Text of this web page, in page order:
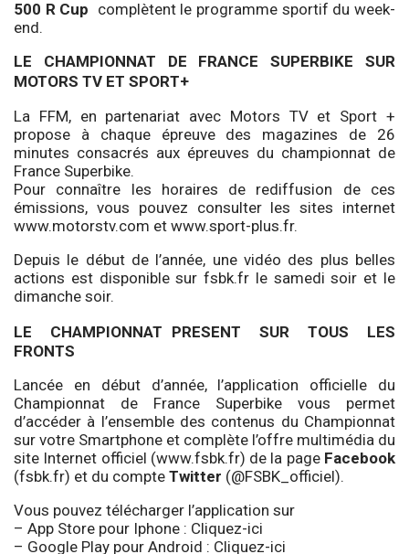
500 R Cup complètent le programme sportif du week-
end.
LE CHAMPIONNAT DE FRANCE SUPERBIKE SUR
MOTORS TV ET SPORT+
La FFM, en partenariat avec Motors TV et Sport +
propose à chaque épreuve des magazines de 26
minutes consacrés aux épreuves du championnat de
France Superbike.
Pour connaître les horaires de rediffusion de ces
émissions, vous pouvez consulter les sites internet
www.motorstv.com et www.sport-plus.fr.
Depuis le début de l’année, une vidéo des plus belles
actions est disponible sur fsbk.fr le samedi soir et le
dimanche soir.
LE CHAMPIONNAT PRESENT SUR TOUS LES
FRONTS
Lancée en début d’année, l’application officielle du
Championnat de France Superbike vous permet
d’accéder à l’ensemble des contenus du Championnat
sur votre Smartphone et complète l’offre multimédia du
site Internet officiel (www.fsbk.fr) de la page Facebook
(fsbk.fr) et du compte Twitter (@FSBK_officiel).
Vous pouvez télécharger l’application sur
– App Store pour Iphone : Cliquez-ici
– Google Play pour Android : Cliquez-ici